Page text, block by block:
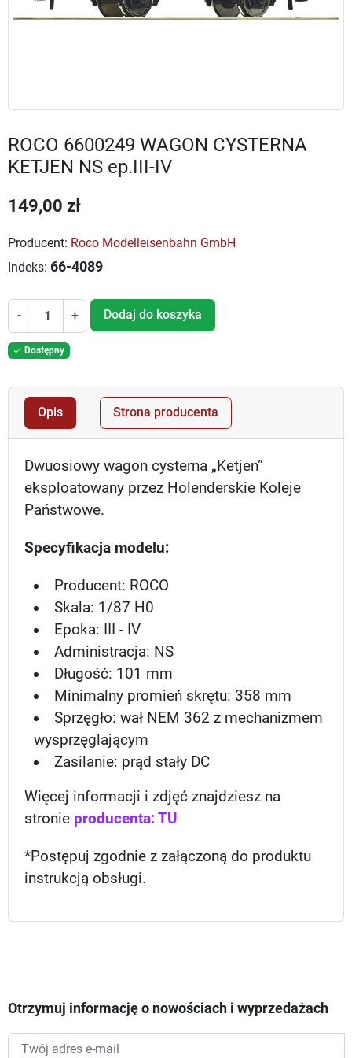
ROCO 6600249 WAGON CYSTERNA
KETJEN NS ep.III-IV
149,00 zł
Producent: Roco Modelleisenbahn GmbH
Indeks: 66-4089
- + Dodaj do koszyka
 Dostępny
Opis Strona producenta
Dwuosiowy wagon cysterna „Ketjen”
eksploatowany przez Holenderskie Koleje
Państwowe.
Specyfikacja modelu:
Producent: ROCO
Skala: 1/87 H0
Epoka: III - IV
Administracja: NS
Długość: 101 mm
Minimalny promień skrętu: 358 mm
Sprzęgło: wał NEM 362 z mechanizmem
wysprzęglającym
Zasilanie: prąd stały DC
Więcej informacji i zdjęć znajdziesz na
stronie producenta: TU
*Postępuj zgodnie z załączoną do produktu
instrukcją obsługi.
Otrzymuj informację o nowościach i wyprzedażach